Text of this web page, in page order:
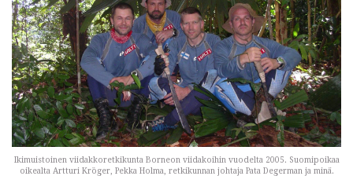
Ikimuistoinen viidakkoretkikunta Borneon viidakoihin vuodelta 2005. Suomipoikaa
oikealta Artturi Kröger, Pekka Holma, retkikunnan johtaja Pata Degerman ja minä.